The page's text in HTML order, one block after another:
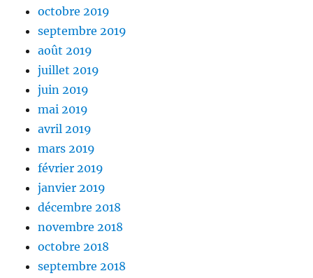
octobre 2019
septembre 2019
août 2019
juillet 2019
juin 2019
mai 2019
avril 2019
mars 2019
février 2019
janvier 2019
décembre 2018
novembre 2018
octobre 2018
septembre 2018